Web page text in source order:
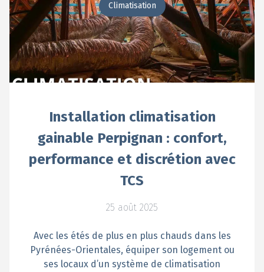
Climatisation
Installation climatisation
gainable Perpignan : confort,
performance et discrétion avec
TCS
25 août 2025
Avec les étés de plus en plus chauds dans les
Pyrénées-Orientales, équiper son logement ou
ses locaux d’un système de climatisation